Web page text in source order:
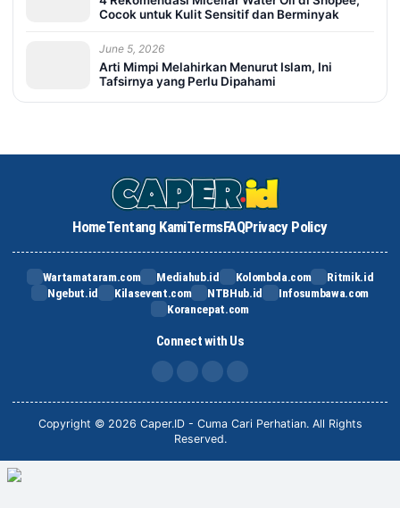
Cocok untuk Kulit Sensitif dan Berminyak
June 5, 2026
Arti Mimpi Melahirkan Menurut Islam, Ini
Tafsirnya yang Perlu Dipahami
HomeTentang KamiTermsFAQPrivacy Policy
Wartamataram.com Mediahub.id Kolombola.com
Ritmik.id
Ngebut.id
Kilasevent.com NTBHub.id
Infosumbawa.com
Korancepat.com
Connect with Us
FB IG TikTok
Copyright © 2026 Caper.ID - Cuma Cari Perhatian. All Rights
Reserved.